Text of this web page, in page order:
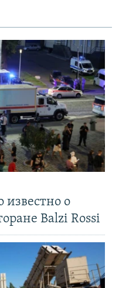
известно о
Balzi Rossi